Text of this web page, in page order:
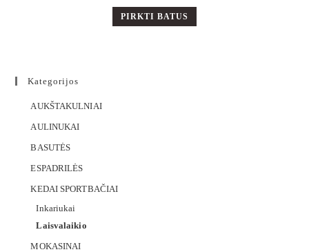
PIRKTI BATUS
Kategorijos
AUKŠTAKULNIAI
AULINUKAI
BASUTĖS
ESPADRILĖS
KEDAI SPORTBAČIAI
Inkariukai
Laisvalaikio
MOKASINAI